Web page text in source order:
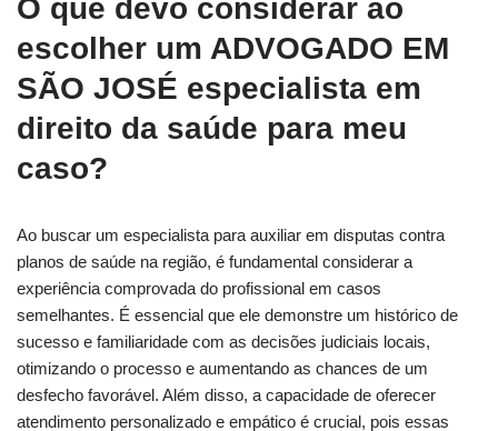
O que devo considerar ao
escolher um ADVOGADO EM
SÃO JOSÉ especialista em
direito da saúde para meu
caso?
Ao buscar um especialista para auxiliar em disputas contra
planos de saúde na região, é fundamental considerar a
experiência comprovada do profissional em casos
semelhantes. É essencial que ele demonstre um histórico de
sucesso e familiaridade com as decisões judiciais locais,
otimizando o processo e aumentando as chances de um
desfecho favorável. Além disso, a capacidade de oferecer
atendimento personalizado e empático é crucial, pois essas